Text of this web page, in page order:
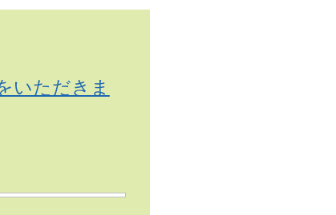
いただきま